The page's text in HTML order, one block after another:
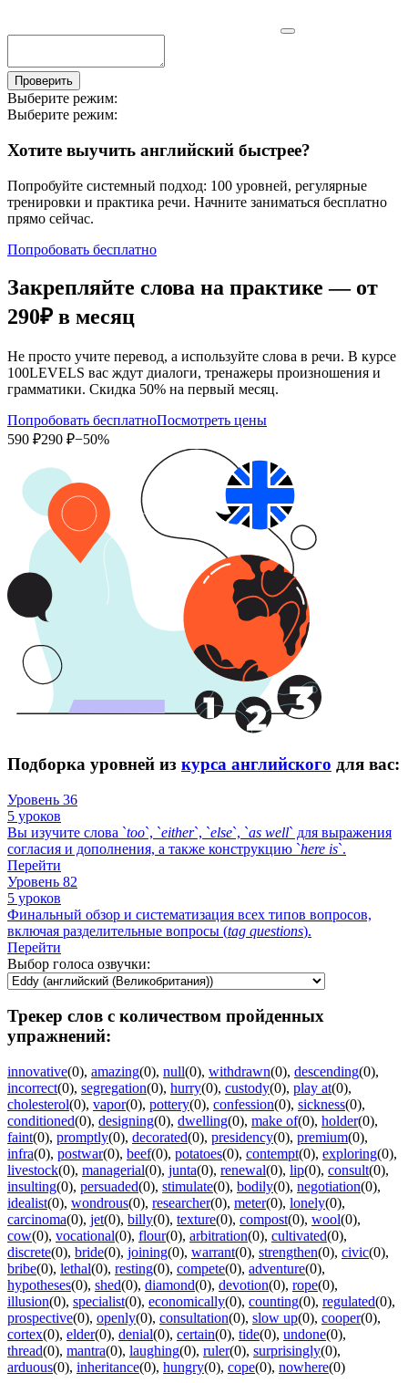
Проверить
Выберите режим:
Выберите режим:
Хотите выучить английский быстрее?
Попробуйте системный подход: 100 уровней, регулярные
тренировки и практика речи. Начните заниматься бесплатно
прямо сейчас.
Попробовать бесплатно
Закрепляйте слова на практике — от
290₽ в месяц
Не просто учите перевод, а используйте слова в речи. В курсе
100LEVELS вас ждут диалоги, тренажеры произношения и
грамматики. Скидка 50% на первый месяц.
Попробовать бесплатноПосмотреть цены
590 ₽290 ₽−50%
Подборка уровней из курса английского для вас:
Уровень 36
5 уроков
Вы изучите слова `too`, `either`, `else`, `as well` для выражения
согласия и дополнения, а также конструкцию `here is`.
Перейти
Уровень 82
5 уроков
Финальный обзор и систематизация всех типов вопросов,
включая разделительные вопросы (tag questions).
Перейти
Выбор голоса озвучки:
Трекер слов с количеством пройденных
упражнений:
innovative(0), amazing(0), null(0), withdrawn(0), descending(0),
incorrect(0), segregation(0), hurry(0), custody(0), play at(0),
cholesterol(0), vapor(0), pottery(0), confession(0), sickness(0),
conditioned(0), designing(0), dwelling(0), make of(0), holder(0),
faint(0), promptly(0), decorated(0), presidency(0), premium(0),
infra(0), postwar(0), beef(0), potatoes(0), contempt(0), exploring(0),
livestock(0), managerial(0), junta(0), renewal(0), lip(0), consult(0),
insulting(0), persuaded(0), stimulate(0), bodily(0), negotiation(0),
idealist(0), wondrous(0), researcher(0), meter(0), lonely(0),
carcinoma(0), jet(0), billy(0), texture(0), compost(0), wool(0),
cow(0), vocational(0), flour(0), arbitration(0), cultivated(0),
discrete(0), bride(0), joining(0), warrant(0), strengthen(0), civic(0),
bribe(0), lethal(0), resting(0), compete(0), adventure(0),
hypotheses(0), shed(0), diamond(0), devotion(0), rope(0),
illusion(0), specialist(0), economically(0), counting(0), regulated(0),
prospective(0), openly(0), consultation(0), slow up(0), cooper(0),
cortex(0), elder(0), denial(0), certain(0), tide(0), undone(0),
thread(0), mantra(0), laughing(0), ruler(0), surprisingly(0),
arduous(0), inheritance(0), hungry(0), cope(0), nowhere(0)